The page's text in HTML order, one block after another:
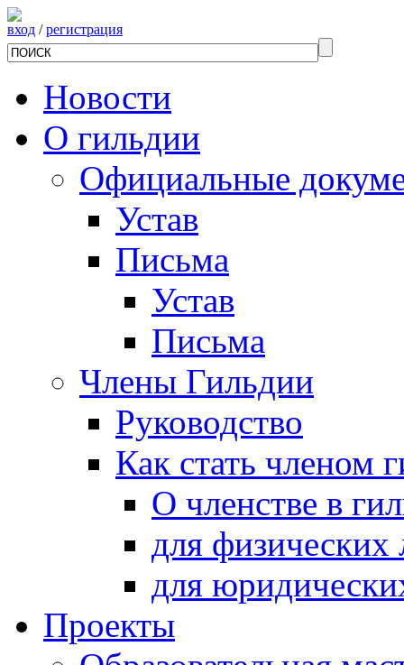
вход /регистрация
Новости
О гильдии
Официальные
Устав
Письма
Устав
Письма
Члены Гильдии
Руководство
Как стать членом
О членстве в
для физических
для
Проекты